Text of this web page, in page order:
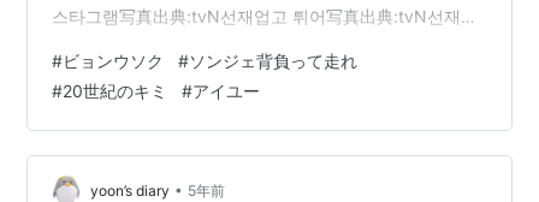
스타그램写真出典:tvN선재업고 튀어写真出典:tvN선재업
た状態で、ビョン・ウソクはもともと彼の夢だった演技
に挑戦することにする。その俳優デビュー作は2016年の
tvNドラマ 'ディア・マイ・フレンズ' だった。様々な困難
の中でも、ビョン・ウソクは自分の短所を克服するため
に、単役と助演を選ばず、できるだけ多くの作品に参加
#ビョンウソク #ソンジェ背負って走れ
#20世紀のキミ #アイユー
yoon’s diary • 5年前